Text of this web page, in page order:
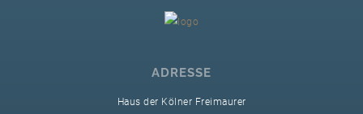
ADRESSE
Haus der Kölner Freimaurer